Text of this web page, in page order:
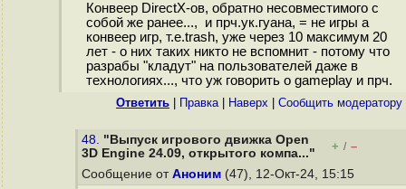
Конвеер DirectX-ов, обратно несовместимого с
собой же ранее..., и прч.ук.гуана, = не игры а
конвеер игр, т.е.trash, уже через 10 максимум 20
лет - о них таких никто не вспомнит - потому что
разрабы "кладут" на пользователей даже в
технологиях..., что уж говорить о gameplay и прч.
Ответить Правка| Наверх Cообщить модератору
48. "Выпуск игрового движка Open
3D Engine 24.09, открытого компа..."
+ / –
Сообщение от Аноним (47), 12-Окт-24, 15:15